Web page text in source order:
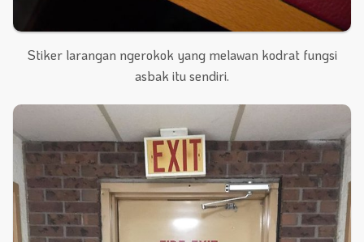
Stiker larangan ngerokok yang melawan kodrat fungsi
asbak itu sendiri.